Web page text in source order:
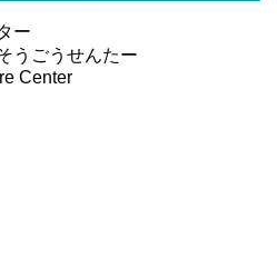
ー
うごうせんたー
Center